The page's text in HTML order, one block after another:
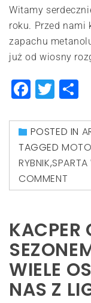
Witamy
roku. Przed nami
zapachu
już od wiosny
POSTED IN
TAGGED
RYBNIK,
COMMENT
KACPER
WIELE
NAS Z